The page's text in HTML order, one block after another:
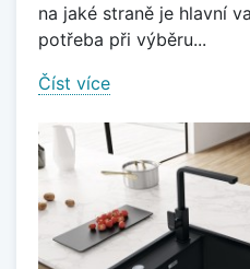
na jaké straně je hlavní
potřeba při výběru...
Číst více